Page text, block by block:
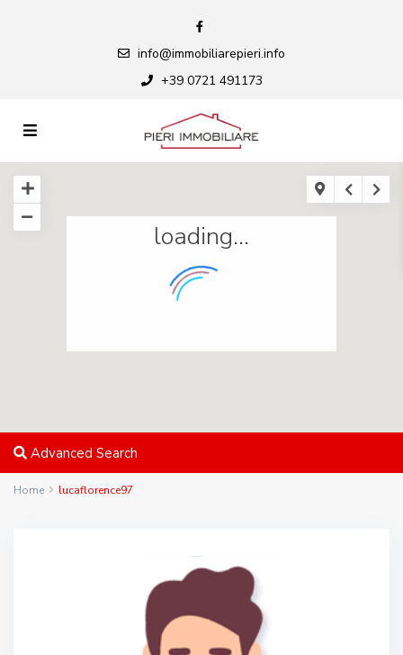
info@immobiliarepieri.info
+39 0721 491173
loading...
Advanced Search
Home lucaflorence97